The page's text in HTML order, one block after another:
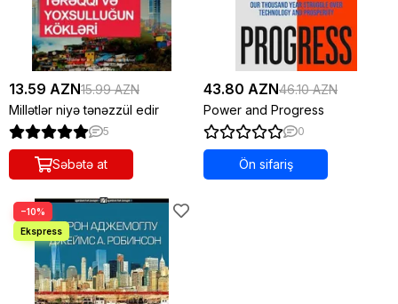
13.59 AZN15.99 AZN
Millətlər niyə tənəzzül edir
5
Səbətə at
43.80 AZN46.10 AZN
Power and Progress
0
Ön sifariş
−10%